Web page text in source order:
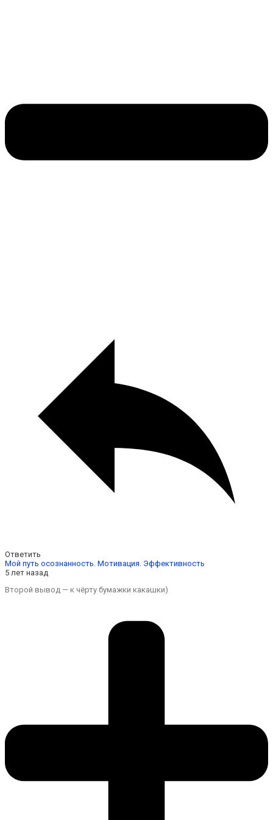
Ответить
Мой путь осознанность. Мотивация. Эффективность
5 лет назад
Второй вывод — к чёрту бумажки какашки)